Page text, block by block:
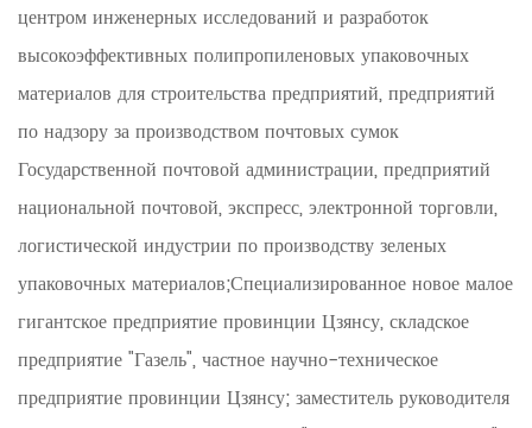
центром инженерных исследований и разработок
высокоэффективных полипропиленовых упаковочных
материалов для строительства предприятий, предприятий
по надзору за производством почтовых сумок
Государственной почтовой администрации, предприятий
национальной почтовой, экспресс, электронной торговли,
логистической индустрии по производству зеленых
упаковочных материалов;Специализированное новое малое
гигантское предприятие провинции Цзянсу, складское
предприятие "Газель", частное научно-техническое
предприятие провинции Цзянсу; заместитель руководителя